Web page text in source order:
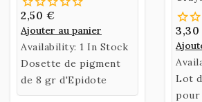
2,50 €
Ajouter au panier
Availability: 1 In Stock
Dosette de pigment
de 8 gr d'Epidote
Lot
pour